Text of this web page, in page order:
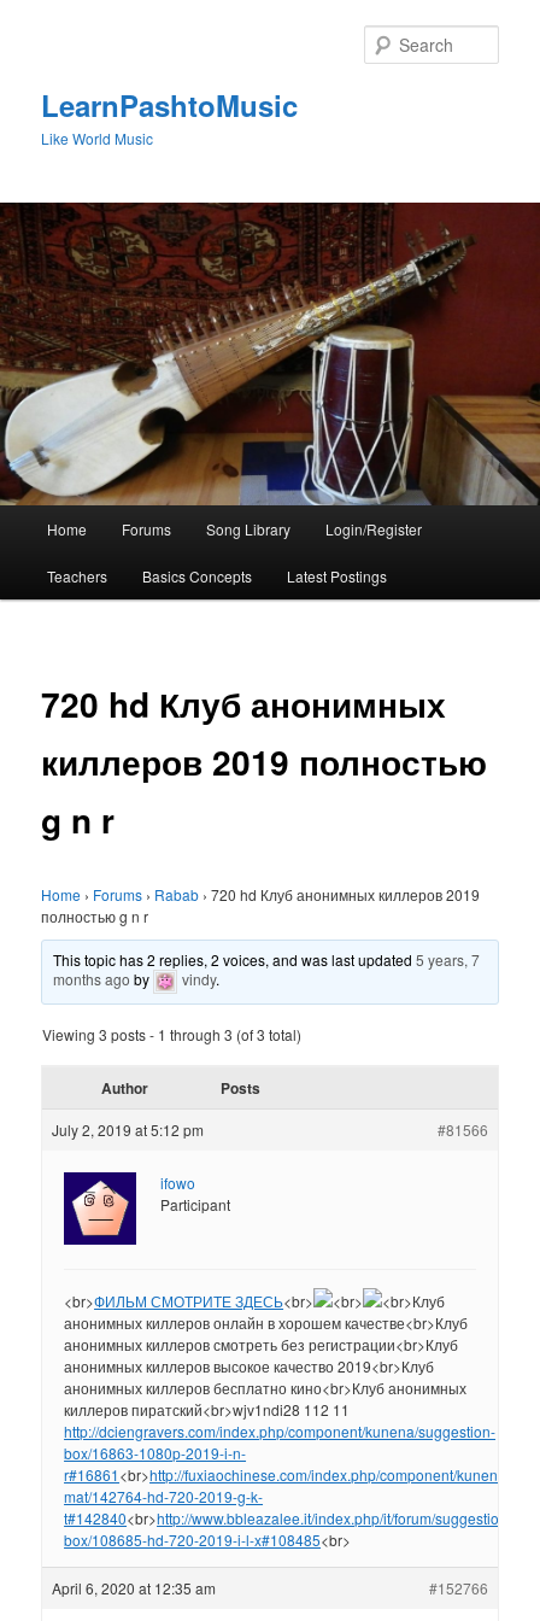
LearnPashtoMusic
Like World Music
Home Forums Song Library Login/Register
Teachers Basics Concepts Latest Postings
720 hd Клуб анонимных
киллеров 2019 полностью
g n r
Home › Forums › Rabab › 720 hd Клуб анонимных киллеров 2019
полностью g n r
This topic has 2 replies, 2 voices, and was last updated5 years, 7
months ago by vindy.
Viewing 3 posts - 1 through 3 (of 3 total)
Author Posts
July 2, 2019 at 5:12 pm #81566
ifowo
Participant
<br>ФИЛЬМ СМОТРИТЕ ЗДЕСЬ<br> <br>
<br>Клуб
анонимных киллеров онлайн в хорошем качестве<br>Клуб
анонимных киллеров смотреть без регистрации<br>Клуб
анонимных киллеров высокое качество 2019<br>Клуб
анонимных киллеров бесплатно кино<br>Клуб анонимных
киллеров пиратский<br>wjv1ndi28 112 11
http://dciengravers.com/index.php/component/kunena/suggestion-
box/16863-1080p-2019-i-n-
r#16861<br>http://fuxiaochinese.com/index.php/component/kunena/
mat/142764-hd-720-2019-g-k-
t#142840<br>http://www.bbleazalee.it/index.php/it/forum/suggestion-
box/108685-hd-720-2019-i-l-x#108485<br>
April 6, 2020 at 12:35 am #152766